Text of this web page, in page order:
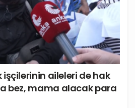
işçilerinin aileleri de hak
bez, mama alacak para